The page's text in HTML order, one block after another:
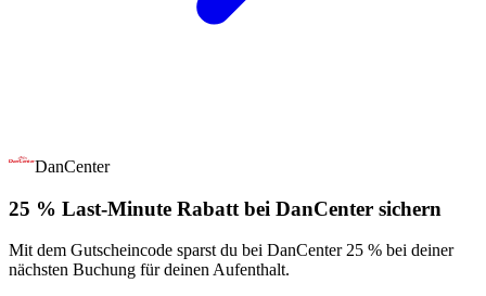
DanCenter
25 % Last-Minute Rabatt bei DanCenter sichern
Mit dem Gutscheincode sparst du bei DanCenter 25 % bei deiner
nächsten Buchung für deinen Aufenthalt.